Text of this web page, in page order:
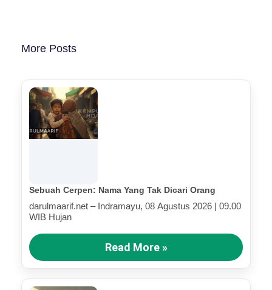
More Posts
Sebuah Cerpen: Nama Yang Tak Dicari Orang
darulmaarif.net – Indramayu, 08 Agustus 2026 | 09.00
WIB Hujan
Read More »